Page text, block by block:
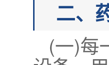
二、
(一)每